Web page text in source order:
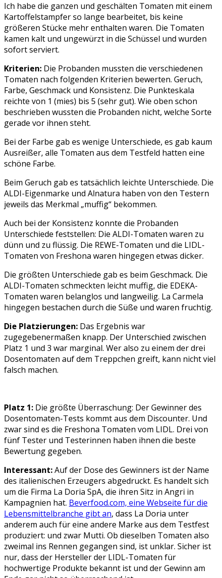
Ich habe die ganzen und geschälten Tomaten mit einem
Kartoffelstampfer so lange bearbeitet, bis keine
größeren Stücke mehr enthalten waren. Die Tomaten
kamen kalt und ungewürzt in die Schüssel und wurden
sofort serviert.
Kriterien: Die Probanden mussten die verschiedenen
Tomaten nach folgenden Kriterien bewerten. Geruch,
Farbe, Geschmack und Konsistenz. Die Punkteskala
reichte von 1 (mies) bis 5 (sehr gut). Wie oben schon
beschrieben wussten die Probanden nicht, welche Sorte
gerade vor ihnen steht.
Bei der Farbe gab es wenige Unterschiede, es gab kaum
Ausreißer, alle Tomaten aus dem Testfeld hatten eine
schöne Farbe.
Beim Geruch gab es tatsächlich leichte Unterschiede. Die
ALDI-Eigenmarke und Alnatura haben von den Testern
jeweils das Merkmal „muffig“ bekommen.
Auch bei der Konsistenz konnte die Probanden
Unterschiede feststellen: Die ALDI-Tomaten waren zu
dünn und zu flüssig. Die REWE-Tomaten und die LIDL-
Tomaten von Freshona waren hingegen etwas dicker.
Die größten Unterschiede gab es beim Geschmack. Die
ALDI-Tomaten schmeckten leicht muffig, die EDEKA-
Tomaten waren belanglos und langweilig. La Carmela
hingegen bestachen durch die Süße und waren fruchtig.
Die Platzierungen: Das Ergebnis war
zugegebenermaßen knapp. Der Unterschied zwischen
Platz 1 und 3 war marginal. Wer also zu einem der drei
Dosentomaten auf dem Treppchen greift, kann nicht viel
falsch machen.
Platz 1: Die größte Überraschung: Der Gewinner des
Dosentomaten-Tests kommt aus dem Discounter. Und
zwar sind es die Freshona Tomaten vom LIDL. Drei von
fünf Tester und Testerinnen haben ihnen die beste
Bewertung gegeben.
Interessant:Auf der Dose des Gewinners ist der Name
des italienischen Erzeugers abgedruckt. Es handelt sich
um die Firma La Doria SpA, die ihren Sitz in Angri in
Kampagnien hat. Beverfood.com, eine Webseite für die
Lebensmittelbranche gibt an, dass La Doria unter
anderem auch für eine andere Marke aus dem Testfest
produziert: und zwar Mutti. Ob dieselben Tomaten also
zweimal ins Rennen gegangen sind, ist unklar. Sicher ist
nur, dass der Hersteller der LIDL-Tomaten für
hochwertige Produkte bekannt ist und der Gewinn am